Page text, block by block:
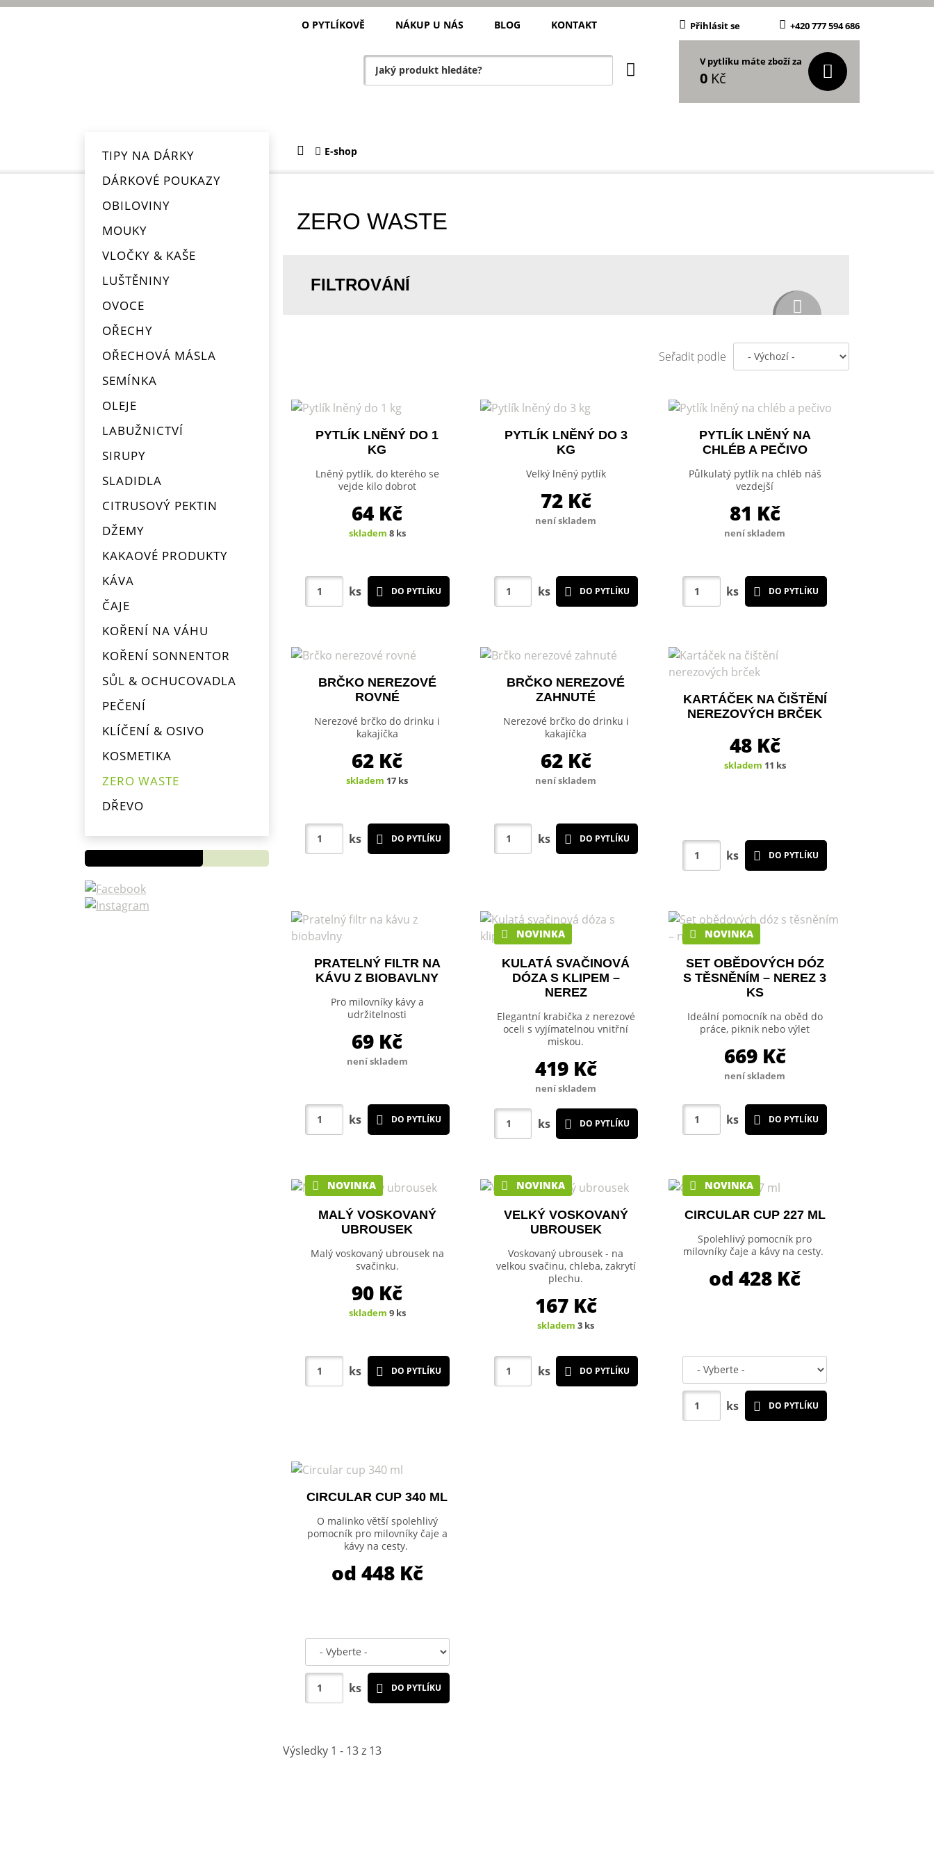
O PYTLÍKOVĚ NÁKUP U NÁS BLOG KONTAKT Přihlásit se +420 777 594 686
V pytlíku máte zboží za
0 Kč
E-shop
ZERO WASTE
FILTROVÁNÍ
Seřadit podle
PYTLÍK LNĚNÝ DO 1
KG
Lněný pytlík, do kterého se
vejde kilo dobrot
64 Kč
skladem 8 ks
ks DO PYTLÍKU
PYTLÍK LNĚNÝ DO 3
KG
Velký lněný pytlík
72 Kč
není skladem
ks DO PYTLÍKU
PYTLÍK LNĚNÝ NA
CHLÉB A PEČIVO
Půlkulatý pytlík na chléb náš
vezdejší
81 Kč
není skladem
ks DO PYTLÍKU
BRČKO NEREZOVÉ
ROVNÉ
Nerezové brčko do drinku i
kakajíčka
62 Kč
skladem 17 ks
ks DO PYTLÍKU
BRČKO NEREZOVÉ
ZAHNUTÉ
Nerezové brčko do drinku i
kakajíčka
62 Kč
není skladem
ks DO PYTLÍKU
KARTÁČEK NA ČIŠTĚNÍ
NEREZOVÝCH BRČEK
48 Kč
skladem 11 ks
ks DO PYTLÍKU
PRATELNÝ FILTR NA
KÁVU Z BIOBAVLNY
Pro milovníky kávy a
udržitelnosti
69 Kč
není skladem
ks DO PYTLÍKU
NOVINKA
KULATÁ SVAČINOVÁ
DÓZA S KLIPEM –
NEREZ
Elegantní krabička z nerezové
oceli s vyjímatelnou vnitřní
miskou.
419 Kč
není skladem
ks DO PYTLÍKU
NOVINKA
SET OBĚDOVÝCH DÓZ
S TĚSNĚNÍM – NEREZ 3
KS
Ideální pomocník na oběd do
práce, piknik nebo výlet
669 Kč
není skladem
ks DO PYTLÍKU
NOVINKA
MALÝ VOSKOVANÝ
UBROUSEK
Malý voskovaný ubrousek na
svačinku.
90 Kč
skladem 9 ks
ks DO PYTLÍKU
NOVINKA
VELKÝ VOSKOVANÝ
UBROUSEK
Voskovaný ubrousek - na
velkou svačinu, chleba, zakrytí
plechu.
167 Kč
skladem3 ks
ks DO PYTLÍKU
NOVINKA
CIRCULAR CUP 227 ML
Spolehlivý pomocník pro
milovníky čaje a kávy na cesty.
od 428 Kč
ks DO PYTLÍKU
CIRCULAR CUP 340 ML
O malinko větší spolehlivý
pomocník pro milovníky čaje a
kávy na cesty.
od 448 Kč
ks DO PYTLÍKU
Výsledky 1 - 13 z 13
TIPY NA DÁRKY
DÁRKOVÉ POUKAZY
OBILOVINY
MOUKY
VLOČKY & KAŠE
LUŠTĚNINY
OVOCE
OŘECHY
OŘECHOVÁ MÁSLA
SEMÍNKA
OLEJE
LABUŽNICTVÍ
SIRUPY
SLADIDLA
CITRUSOVÝ PEKTIN
DŽEMY
KAKAOVÉ PRODUKTY
KÁVA
ČAJE
KOŘENÍ NA VÁHU
KOŘENÍ SONNENTOR
SŮL & OCHUCOVADLA
PEČENÍ
KLÍČENÍ & OSIVO
KOSMETIKA
ZERO WASTE
DŘEVO